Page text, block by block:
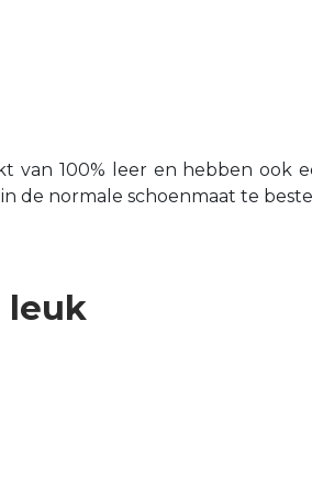
van 100% leer en hebben
de normale schoenmaat te
leuk